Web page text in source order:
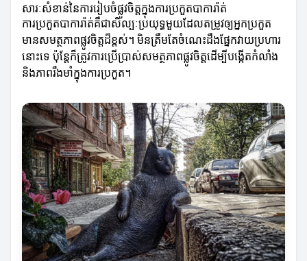
សារៈសំខាន់នៃការរៀបចំផ្លូវចិត្តក្នុងការប្រកួតបាការ៉ាត់
ការប្រកួតបាការ៉ាត់គឺជាសិល្បៈប្រយុទ្ធមួយដែលតម្រូវឲ្យអ្នកប្រកួត
មានសមត្ថភាពផ្លូវចិត្តដ៏ខ្ពស់។ មិនត្រឹមតែចំណេះដឹងផ្នែកវាយប្រហារ
នោះទេ ប៉ុន្តែក៏ត្រូវការប្រើប្រាស់សមត្ថភាពផ្លូវចិត្តដើម្បីបង្កើតកំលាំង
និងភាពរឹងមាំក្នុងការប្រកួត។